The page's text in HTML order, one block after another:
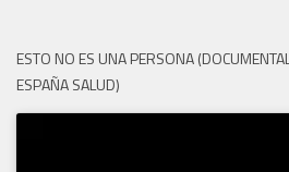
ESTO NO ES UNA PERSONA
ESPAÑA SALUD)